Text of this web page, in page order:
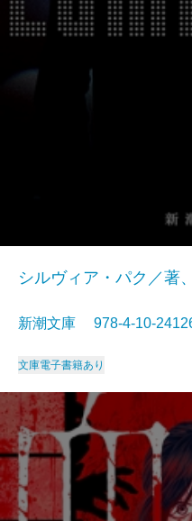
シルヴィア・パク／著
新潮文庫 978-4-10-
文庫電子書籍あり